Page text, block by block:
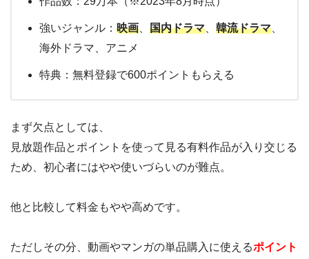
強いジャンル： 映画 国内ドラマ 韓流ドラマ
海外ドラマ、アニメ
特典：無料登録で600ポイントもらえる
まず欠点としては、
見放題作品とポイントを使って見る有料作品が入り交じる
ため、初心者にはやや使いづらいのが難点。
他と比較して料金もやや高めです。
ただしその分、動画やマンガの単品購入に使えるポイント